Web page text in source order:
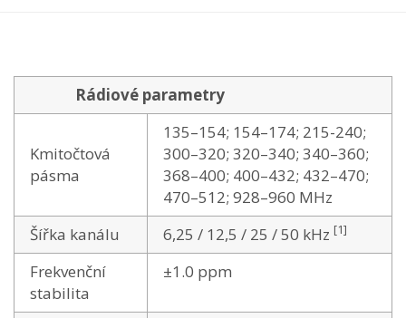
Rádiové parametry
Kmitočtová
pásma
135–154; 154–174; 215-240;
300–320; 320–340; 340–360;
368–400; 400–432; 432–470;
470–512; 928–960 MHz
Šířka kanálu
6,25 / 12,5 / 25 / 50 kHz [1]
Frekvenční
stabilita
±1.0 ppm